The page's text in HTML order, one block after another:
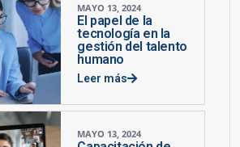
MAYO 13, 2024
El papel de la
tecnología en la
gestión del talento
humano
Leer más
MAYO 13, 2024